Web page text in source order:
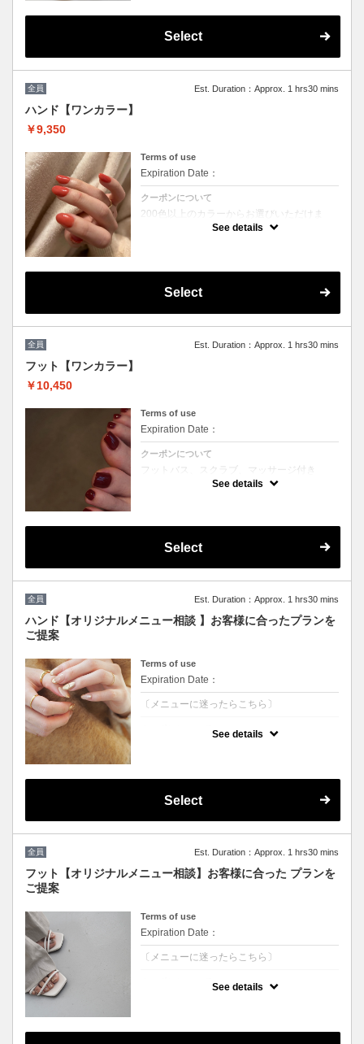
※他割引併用不可
Select
全員 Est. Duration：Approx. 1 hrs30 mins
ハンド【ワンカラー】
￥9,350
Terms of use
Expiration Date：
クーポンについて
200色以上のカラーからお選びいただけま
※カラーミックス不可
See details
Select
全員 Est. Duration：Approx. 1 hrs30 mins
フット【ワンカラー】
￥10,450
Terms of use
Expiration Date：
クーポンについて
フットバス、スクラブ、マッサージ付き
200色の中からお好きなカラーをお選びいた
See details
Select
全員 Est. Duration：Approx. 1 hrs30 mins
ハンド【オリジナルメニュー相談 】お客様に合ったプランを
ご提案
Terms of use
Expiration Date：
〔メニューに迷ったらこちら〕
￥9350から デザインにより値段変更★
ご提案いたします
［持込可能］
次回ご予約が一番お得！(10%OFF)
See details
Select
全員 Est. Duration：Approx. 1 hrs30 mins
フット【オリジナルメニュー相談】お客様に合った プランを
ご提案
Terms of use
Expiration Date：
〔メニューに迷ったらこちら〕
料金変更★
See details